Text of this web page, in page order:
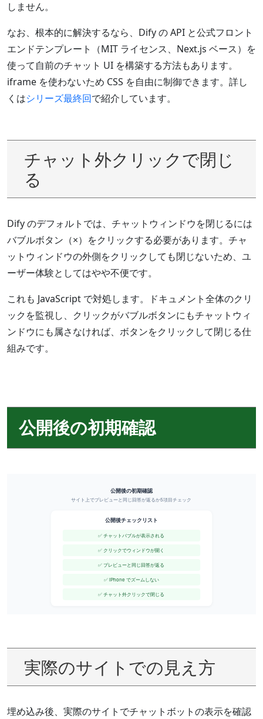
しません。
なお、根本的に解決するなら、Dify の API と公式フロント
エンドテンプレート（MIT ライセンス、Next.js ベース）を
使って自前のチャット UI を構築する方法もあります。
iframe を使わないため CSS を自由に制御できます。詳し
くはシリーズ最終回で紹介しています。
チャット外クリックで閉じ
る
Dify のデフォルトでは、チャットウィンドウを閉じるには
バブルボタン（×）をクリックする必要があります。チャ
ットウィンドウの外側をクリックしても閉じないため、ユ
ーザー体験としてはやや不便です。
これも JavaScript で対処します。ドキュメント全体のクリ
ックを監視し、クリックがバブルボタンにもチャットウィ
ンドウにも属さなければ、ボタンをクリックして閉じる仕
組みです。
公開後の初期確認
実際のサイトでの見え方
埋め込み後、実際のサイトでチャットボットの表示を確認